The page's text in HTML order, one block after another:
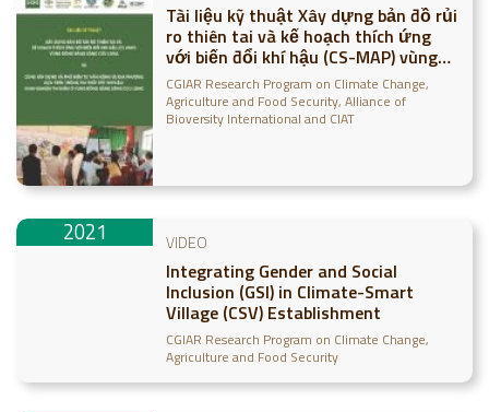
Tài liệu kỹ thuật Xây dựng bản đồ rủi
ro thiên tai và kế hoạch thích ứng
với biến đổi khí hậu (CS-MAP) vùng
Đồng bằng sông Cửu Long và Cùng
xây dựng và phổ biến tư vấn nông vụ
địa phương dựa trên thông tin thời
CGIAR Research Program on Climate Change,
Agriculture and Food Security Alliance of
Bioversity International and CIAT
2021 VIDEO
Integrating Gender and Social
Inclusion (GSI) in Climate-Smart
Village (CSV) Establishment
CGIAR Research Program on Climate Change,
Agriculture and Food Security